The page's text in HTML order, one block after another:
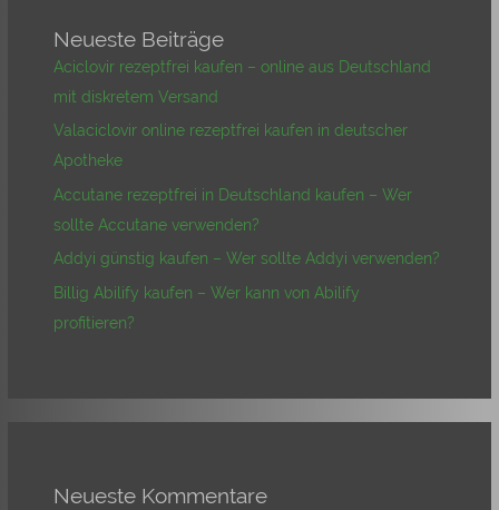
Neueste Beiträge
Aciclovir rezeptfrei kaufen – online aus Deutschland
mit diskretem Versand
Valaciclovir online rezeptfrei kaufen in deutscher
Apotheke
Accutane rezeptfrei in Deutschland kaufen – Wer
sollte Accutane verwenden?
Addyi günstig kaufen – Wer sollte Addyi verwenden?
Billig Abilify kaufen – Wer kann von Abilify
profitieren?
Neueste Kommentare